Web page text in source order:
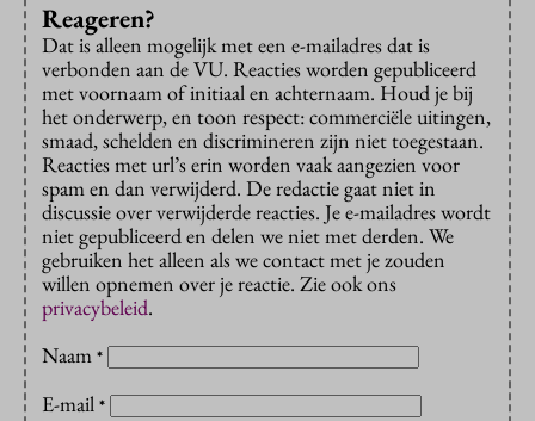
Reageren?
Dat is alleen mogelijk met een e-mailadres dat is
verbonden aan de VU. Reacties worden gepubliceerd
met voornaam of initiaal en achternaam. Houd je bij
het onderwerp, en toon respect: commerciële uitingen,
smaad, schelden en discrimineren zijn niet toegestaan.
Reacties met url’s erin worden vaak aangezien voor
spam en dan verwijderd. De redactie gaat niet in
discussie over verwijderde reacties. Je e-mailadres wordt
niet gepubliceerd en delen we niet met derden. We
gebruiken het alleen als we contact met je zouden
willen opnemen over je reactie. Zie ook ons
privacybeleid.
Naam *
E-mail *